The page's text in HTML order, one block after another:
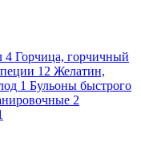
4 Горчица, горчичный
12 Желатин,
1 Бульоны быстрого
2